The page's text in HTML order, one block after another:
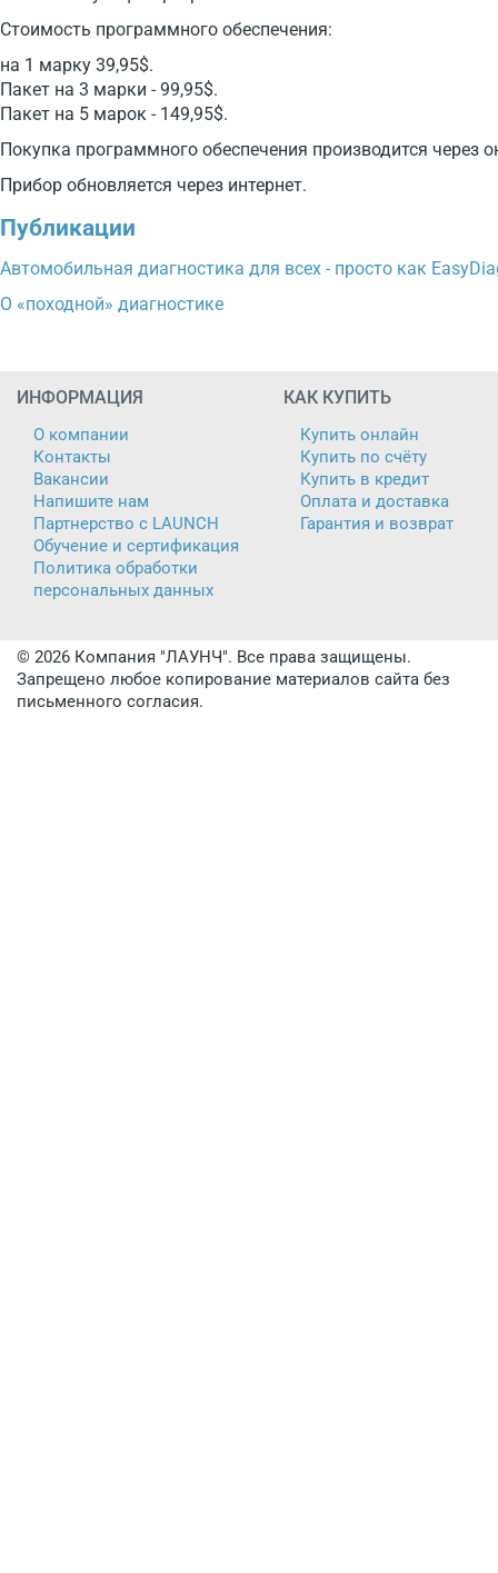
Стоимость программного обеспечения:
на 1 марку 39,95$.
Пакет на 3 марки - 99,95$.
Пакет на 5 марок - 149,95$.
Покупка программного обеспечения производится через
Прибор обновляется через интернет.
Публикации
Автомобильная диагностика для всех - просто как
О «походной» диагностике
ИНФОРМАЦИЯ
О компании
Контакты
Вакансии
Напишите нам
Партнерство с LAUNCH
Обучение и сертификация
Политика обработки
персональных данных
КАК КУПИТЬ
Купить онлайн
Купить по счёту
Купить в кредит
Оплата и доставка
Гарантия и возврат
© 2026 Компания "ЛАУНЧ". Все права защищены.
Запрещено любое копирование материалов сайта без
письменного согласия.